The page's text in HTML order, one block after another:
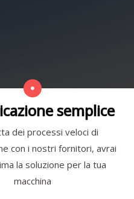
semplice
dei processi veloci di
con i nostri fornitori, avrai
la soluzione per la tua
macchina